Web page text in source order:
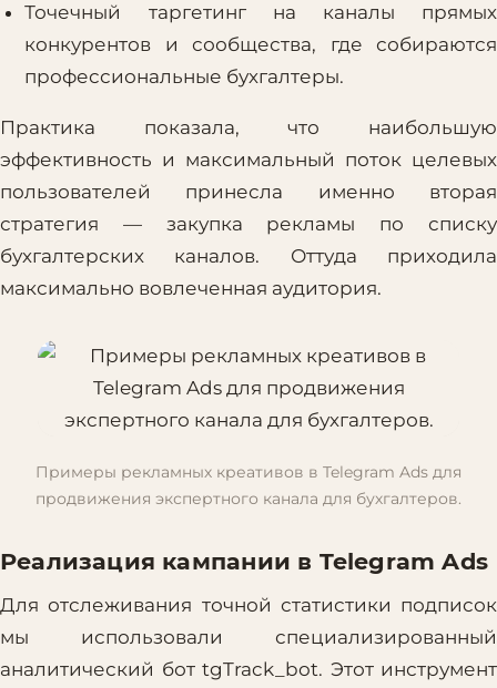
Точечный таргетинг на каналы прямых
конкурентов и сообщества, где собираются
профессиональные бухгалтеры.
Практика показала, что наибольшую
эффективность и максимальный поток целевых
пользователей принесла именно вторая
стратегия — закупка рекламы по списку
бухгалтерских каналов. Оттуда приходила
максимально вовлеченная аудитория.
Примеры рекламных креативов в Telegram Ads для
продвижения экспертного канала для бухгалтеров.
Реализация кампании в Telegram Ads
Для отслеживания точной статистики подписок
мы использовали специализированный
аналитический бот tgTrack_bot. Этот инструмент